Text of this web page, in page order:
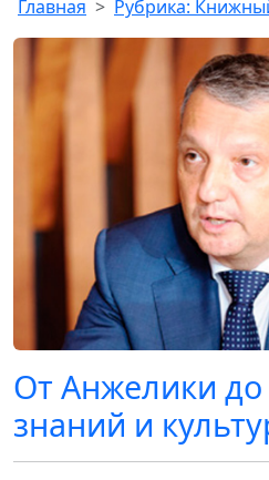
Главная Рубрика:
От Анжелики
знаний и